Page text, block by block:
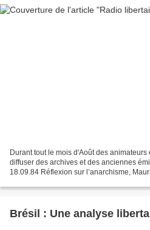
Durant tout le mois d'Août des
diffuser des archives et des anciennes
18.09.84 Réflexion sur l’anarchisme,
Brésil : Une analyse